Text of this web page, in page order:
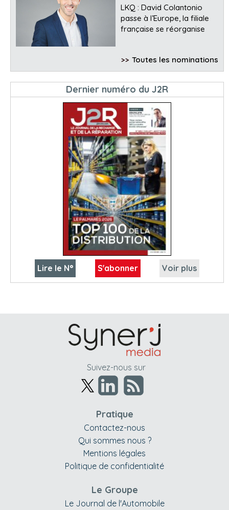
LKQ : David Colantonio
passe à l’Europe, la filiale
française se réorganise
>> Toutes les nominations
Dernier numéro du J2R
Lire le N° S'abonner Voir plus
Suivez-nous sur
Pratique
Contactez-nous
Qui sommes nous ?
Mentions légales
Politique de confidentialité
Le Groupe
Le Journal de l'Automobile